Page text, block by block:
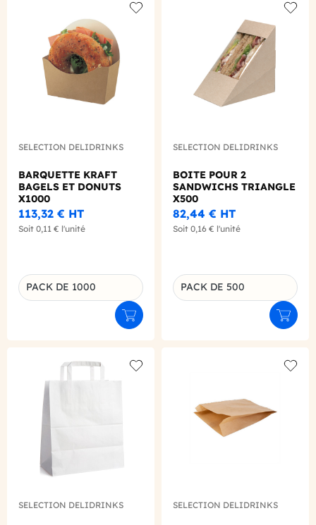
SELECTION DELIDRINKS
BARQUETTE KRAFT
BAGELS ET DONUTS
X1000
113,32 € HT
Soit 0,11 € l'unité
Déclinaison du produit
PACK DE 1000
Ajouter au panier
SELECTION DELIDRINKS
BOITE POUR 2
SANDWICHS TRIANGLE
X500
82,44 € HT
Soit 0,16 € l'unité
Déclinaison du produit
PACK DE 500
SELECTION DELIDRINKS SELECTION DELIDRINKS